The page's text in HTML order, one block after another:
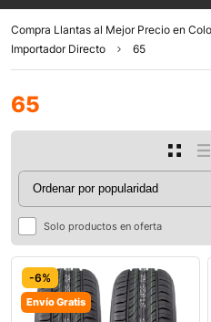
Compra Llantas al Mejor Precio en
Importador Directo
65
65
Solo productos en oferta
-6%
Envío Gratis